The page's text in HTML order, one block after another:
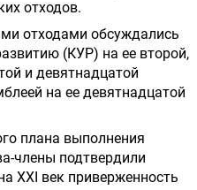
отходов.
отходами обсуждались
(КУР) на ее второй,
и девятнадцатой
на ее девятнадцатой
плана выполнения
члены подтвердили
XXI век приверженность